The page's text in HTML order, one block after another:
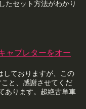
たセット方法がわかり
ャブレターをオー
しておりますが、この
と、感謝させてくだ
あります。超絶古単車